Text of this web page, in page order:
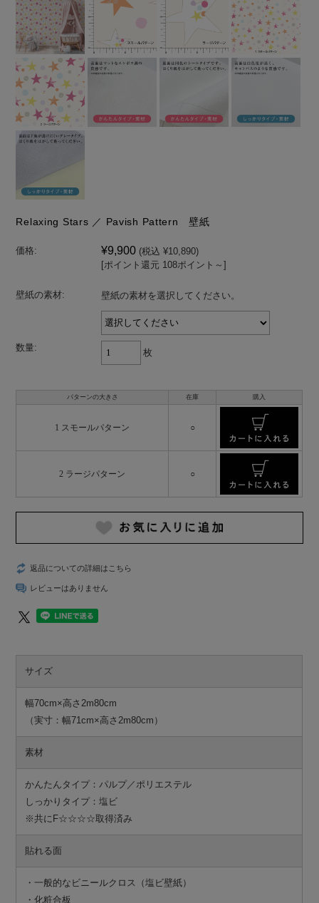
Relaxing Stars ／ Pavish Pattern 壁紙
価格: ¥9,900 (税込 ¥10,890)
[ポイント還元 108ポイント～]
壁紙の素材: 壁紙の素材を選択してください。
数量: 枚
パターンの大きさ 在庫 購入
1 スモールパターン ○
2 ラージパターン ○
返品についての詳細はこちら
レビューはありません
サイズ
幅70cm×高さ2m80cm
（実寸：幅71cm×高さ2m80cm）
素材
かんたんタイプ：パルプ／ポリエステル
しっかりタイプ：塩ビ
※共にF☆☆☆☆取得済み
貼れる面
・一般的なビニールクロス（塩ビ壁紙）
・化粧合板